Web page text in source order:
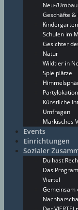
Neu-/Umbau
Geschäfte &
Schulen im
Gesichter
Natur
Wildtier in
Spielplätze
Künstliche
Umfragen
Märkisches
Events
Einrichtungen
Sozialer
Du hast
Das
Viertel
Gemeinsam